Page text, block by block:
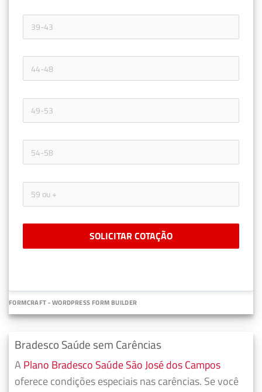
SOLICITAR COTAÇÃO
FORMCRAFT - WORDPRESS FORM BUILDER
Bradesco Saúde sem Carências
A Plano Bradesco Saúde São José dos Campos
oferece condições especiais nas carências. Se você